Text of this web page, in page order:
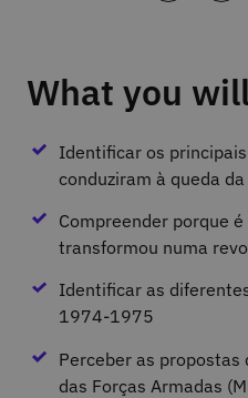
What you
Identificar os
conduziram à queda
Compreender porque
transformou numa
Identificar as
1974-1975
Perceber as propostas
das Forças Armadas